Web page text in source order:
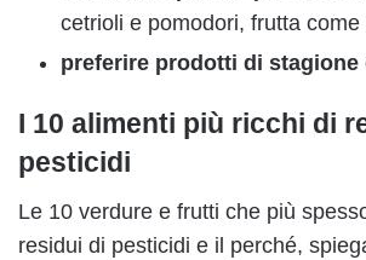
cetrioli e pomodori, frutta
preferire prodotti di stagione
I 10 alimenti più ricchi di
pesticidi
Le 10 verdure e frutti che più
residui di pesticidi e il perché,